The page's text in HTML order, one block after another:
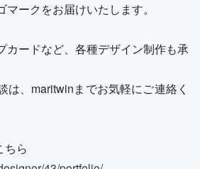
ークをお届けいたします。
カードなど、各種デザイン制作も承
は、maritwinまでお気軽にご連絡く
ちら